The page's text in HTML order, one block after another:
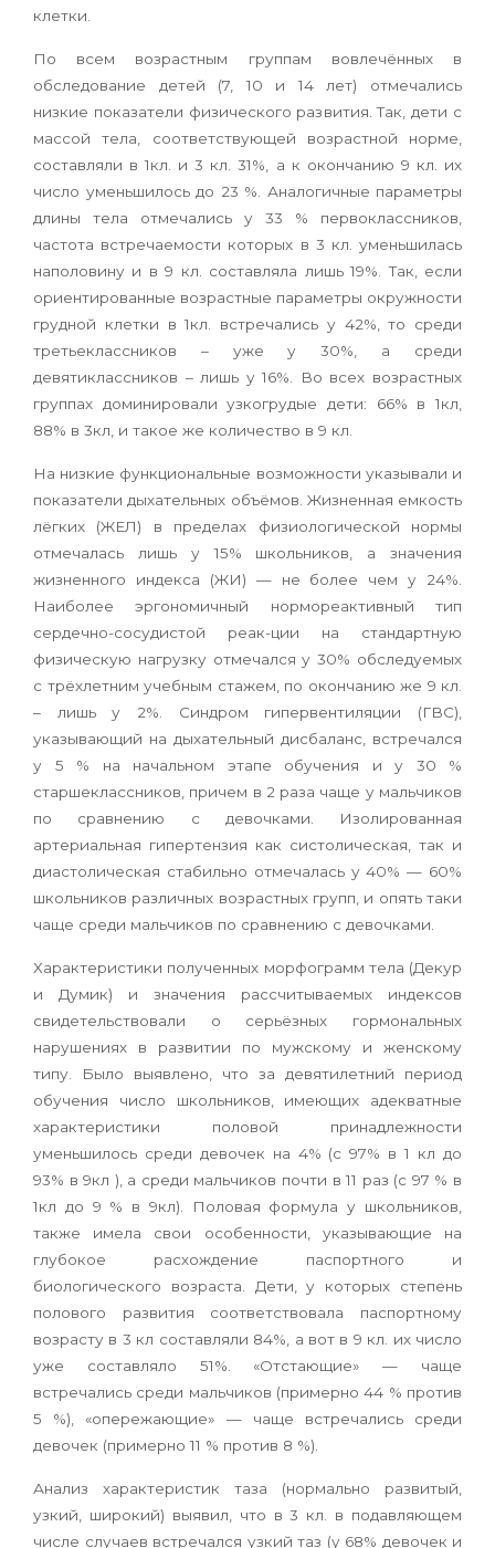
клетки.
По всем возрастным группам вовлечённых в
обследование детей (7, 10 и 14 лет) отмечались
низкие показатели физического развития. Так, дети с
массой тела, соответствующей возрастной норме,
составляли в 1кл. и 3 кл. 31%, а к окончанию 9 кл. их
число уменьшилось до 23 %. Аналогичные параметры
длины тела отмечались у 33 % первоклассников,
частота встречаемости которых в 3 кл. уменьшилась
наполовину и в 9 кл. составляла лишь 19%. Так, если
ориентированные возрастные параметры окружности
грудной клетки в 1кл. встречались у 42%, то среди
третьеклассников – уже у 30%, а среди
девятиклассников – лишь у 16%. Во всех возрастных
группах доминировали узкогрудые дети: 66% в 1кл,
88% в 3кл, и такое же количество в 9 кл.
На низкие функциональные возможности указывали и
показатели дыхательных объёмов. Жизненная емкость
лёгких (ЖЕЛ) в пределах физиологической нормы
отмечалась лишь у 15% школьников, а значения
жизненного индекса (ЖИ) — не более чем у 24%.
Наиболее эргономичный нормореактивный тип
сердечно-сосудистой реак-ции на стандартную
физическую нагрузку отмечался у 30% обследуемых
с трёхлетним учебным стажем, по окончанию же 9 кл.
– лишь у 2%. Синдром гипервентиляции (ГВС),
указывающий на дыхательный дисбаланс, встречался
у 5 % на начальном этапе обучения и у 30 %
старшеклассников, причем в 2 раза чаще у мальчиков
по сравнению с девочками. Изолированная
артериальная гипертензия как систолическая, так и
диастолическая стабильно отмечалась у 40% — 60%
школьников различных возрастных групп, и опять таки
чаще среди мальчиков по сравнению с девочками.
Характеристики полученных морфограмм тела (Декур
и Думик) и значения рассчитываемых индексов
свидетельствовали о серьёзных гормональных
нарушениях в развитии по мужскому и женскому
типу. Было выявлено, что за девятилетний период
обучения число школьников, имеющих адекватные
характеристики половой принадлежности
уменьшилось среди девочек на 4% (с 97% в 1 кл до
93% в 9кл ), а среди мальчиков почти в 11 раз (с 97 % в
1кл до 9 % в 9кл). Половая формула у школьников,
также имела свои особенности, указывающие на
глубокое расхождение паспортного и
биологического возраста. Дети, у которых степень
полового развития соответствовала паспортному
возрасту в 3 кл составляли 84%, а вот в 9 кл. их число
уже составляло 51%. «Отстающие» — чаще
встречались среди мальчиков (примерно 44 % против
5 %), «опережающие» — чаще встречались среди
девочек (примерно 11 % против 8 %).
Анализ характеристик таза (нормально развитый,
узкий, широкий) выявил, что в 3 кл. в подавляющем
числе случаев встречался узкий таз (у 68% девочек и